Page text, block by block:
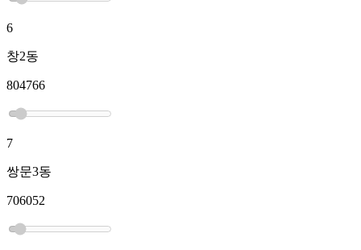
6
창2동
804766
7
쌍문3동
706052